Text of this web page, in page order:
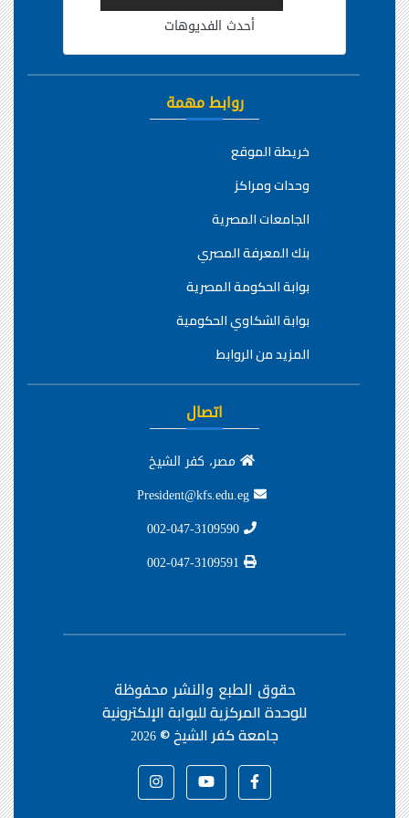
أحدث الفديوهات
روابط مهمة
خريطة الموقع
وحدات ومراكز
الجامعات المصرية
بنك المعرفة المصري
بوابة الحكومة المصرية
بوابة الشكاوي الحكومية
المزيد من الروابط
اتصال
مصر، كفر الشيخ
حقوق الطبع والنشر محفوظة
للوحدة المركزية للبوابة الإلكترونية
جامعة كفر الشيخ ©2026